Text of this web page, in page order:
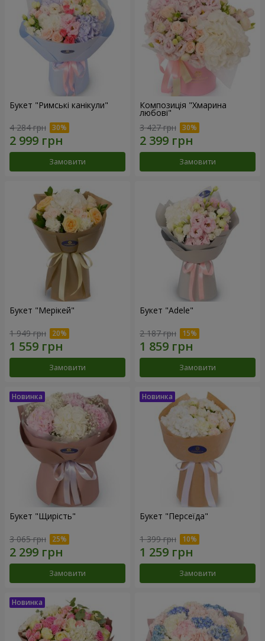
Букет "Римські канікули"
4 284 грн
Замовити
Композиція "Хмарина
любові"
3 427 грн
Замовити
Букет "Мерікей"
1 949 грн
Замовити
Букет "Adele"
2 187 грн
Замовити
Букет "Щирість"
3 065 грн
Замовити
Букет "Персеїда"
1 399 грн
Замовити